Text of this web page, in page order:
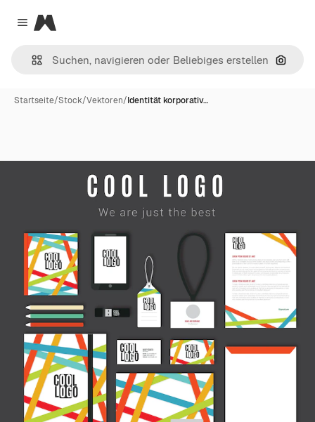
Close menu
Magnific
Nach
Startseite/Stock/Vektoren/Identität korporativ…